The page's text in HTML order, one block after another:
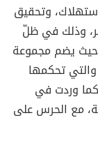
وتحقيق
وذلك في ظلّ
حيث يضم مجموعة
تحكمها
كما وردت في
مع الحرس على